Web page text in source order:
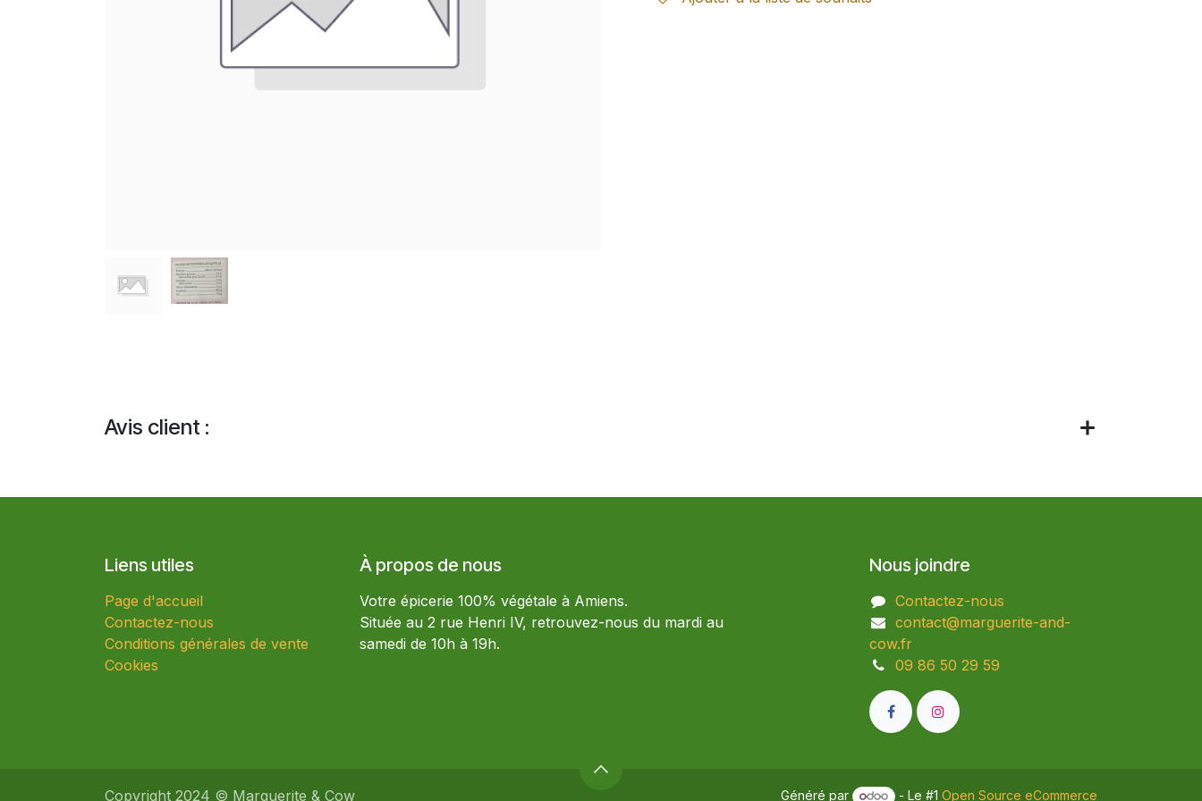
Avis client :
Liens utiles
Page d'accueil
Contactez-nous
Conditions générales de vente
Cookies
À propos de nous
Votre épicerie 100% végétale à Amiens.
Située au 2 rue Henri IV, retrouvez-nous du mardi au
samedi de 10h à 19h.
Nous joindre
Contactez-nous
contact@marguerite-and-
cow.fr
09 86 50 29 59​
Copyright 2024 © Marguerite & Cow Généré par - Le #1 Open Source eCommerce